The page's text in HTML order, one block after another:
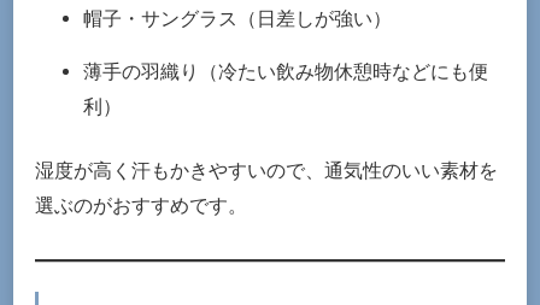
帽子・サングラス（日差しが強い）
薄手の羽織り（冷たい飲み物休憩時などにも便
利）
湿度が高く汗もかきやすいので、通気性のいい素材を
選ぶのがおすすめです。